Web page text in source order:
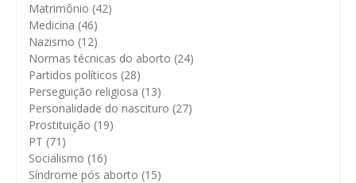
Matrimônio (42)
Medicina (46)
Nazismo (12)
Normas técnicas do aborto (24)
Partidos políticos (28)
Perseguição religiosa (13)
Personalidade do nascituro (27)
Prostituição (19)
PT (71)
Socialismo (16)
Síndrome pós aborto (15)